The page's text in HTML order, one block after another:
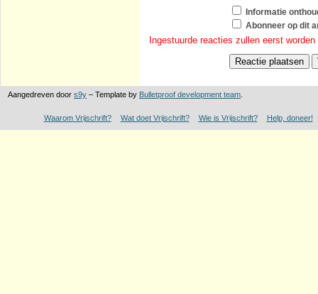
Informatie
Abonneer op dit
Ingestuurde reacties zullen eerst
Aangedreven door s9y – Template by Bulletproof development team
Waarom Vrijschrift? Wat doet Vrijschrift? Wie is Vrijschrift? Help, doneer!